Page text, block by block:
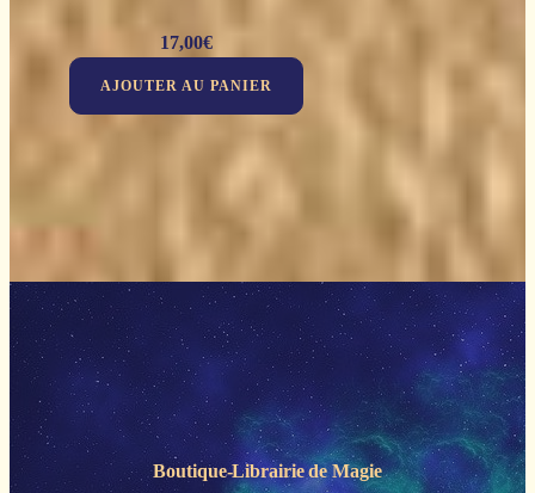
17,00€
AJOUTER AU PANIER
Boutique-Librairie deMagie